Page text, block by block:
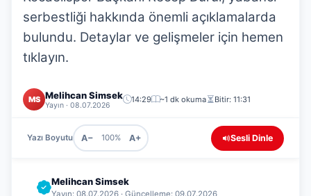
serbestliği hakkında önemli açıklamalarda
bulundu. Detaylar ve gelişmeler için hemen
tıklayın.
MS Melihcan Simsek
Yayın · 08.07.2026
14:29 ~1 dk okuma Bitir: 11:31
Yazı Boyutu A− 100% A+ Sesli Dinle
Melihcan Simsek
Yayın: 08.07.2026 · Güncelleme: 09.07.2026